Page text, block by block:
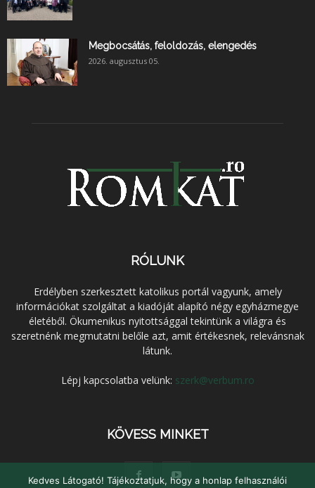
Megbocsátás, feloldozás, elengedés
2026. augusztus 05.
RÓLUNK
Erdélyben szerkesztett katolikus portál vagyunk, amely
információkat szolgáltat a kiadóját alapító négy egyházmegye
életéből. Ökumenikus nyitottsággal tekintünk a világra és
szeretnénk megmutatni belőle azt, amit értékesnek, relevánsnak
látunk.
Lépj kapcsolatba velünk: szerk@verbum.ro
KÖVESS MINKET
Kedves Látogató! Tájékoztatjuk, hogy a honlap felhasználói